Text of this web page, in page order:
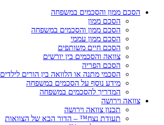
הסכם ממון והסכמים במשפחה
הסכם ממון
הסכם ממון והסכמים במשפחה
הסכם ממון עממי
הסכם חיים משותפים
צוואה והסכמים בין יורשים
הסכם הפריה
הסכמי מתנה או הלוואה בין הורים לילדים
מידע נוסף על הסכמים במשפחה
המדריך להסכמים במשפחה
צוואה וירושה
תכנון צוואה וירושה
תעודת נצח™ – הדור הבא של הצוואות